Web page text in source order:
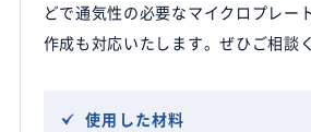
どで通気性の必要なマイクロプレー
作成も対応いたします。ぜひご相談
使用した材料